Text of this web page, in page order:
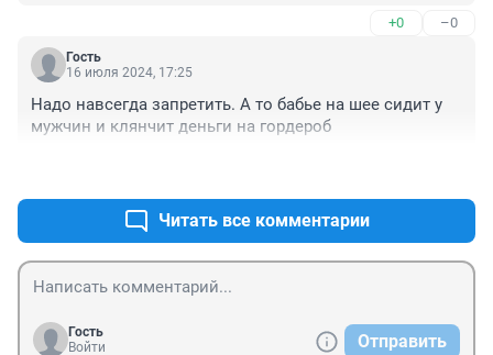
+0 –0
Гость
16 июля 2024, 17:25
Надо навсегда запретить. А то бабье на шее сидит у
мужчин и клянчит деньги на гордероб
Читать все комментарии
Гость
Войти
Отправить